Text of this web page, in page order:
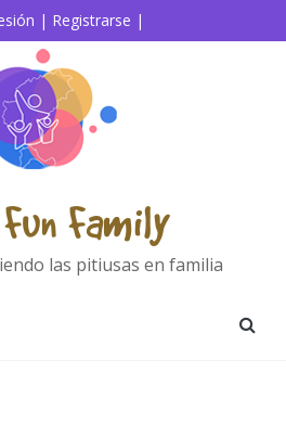
| Registrarse |
Family
las pitiusas en familia